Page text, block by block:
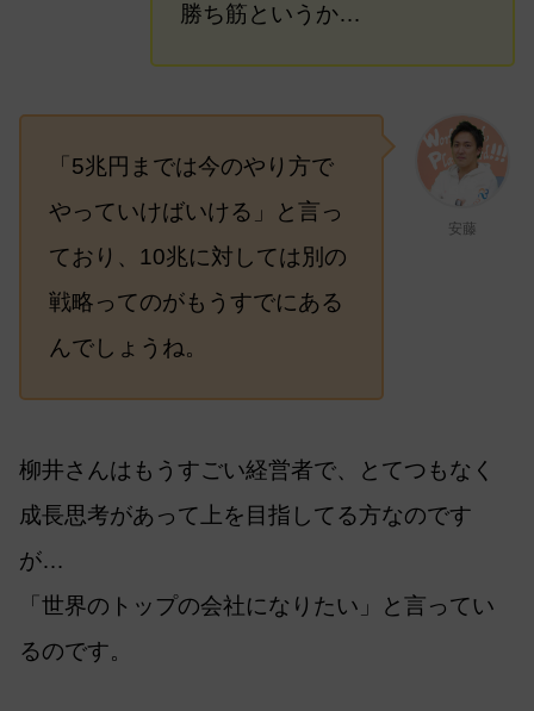
勝ち筋というか…
安藤
「5兆円までは今のやり方で
やっていけばいける」と言っ
ており、10兆に対しては別の
戦略ってのがもうすでにある
んでしょうね。
柳井さんはもうすごい経営者で、とてつもなく
成長思考があって上を目指してる方なのです
が…
「世界のトップの会社になりたい」と言ってい
るのです。